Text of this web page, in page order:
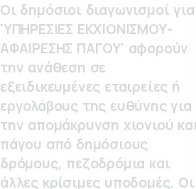
Οι δημόσιοι διαγωνισμοί για
'ΥΠΗΡΕΣΙΕΣ ΕΚΧΙΟΝΙΣΜΟΥ-
ΑΦΑΙΡΕΣΗΣ ΠΑΓΟΥ' αφορούν
την ανάθεση σε
εξειδικευμένες εταιρείες ή
εργολάβους της ευθύνης για
την απομάκρυνση χιονιού
πάγου από δημόσιους
δρόμους, πεζοδρόμια και
άλλες κρίσιμες υποδομές. Οι